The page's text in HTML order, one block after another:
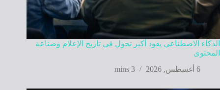
الذكاء الاصطناعي يقود أكبر تحول في تاريخ الإعلام وصناعة
المحتوى
6 أغسطس, 2026
3 mins